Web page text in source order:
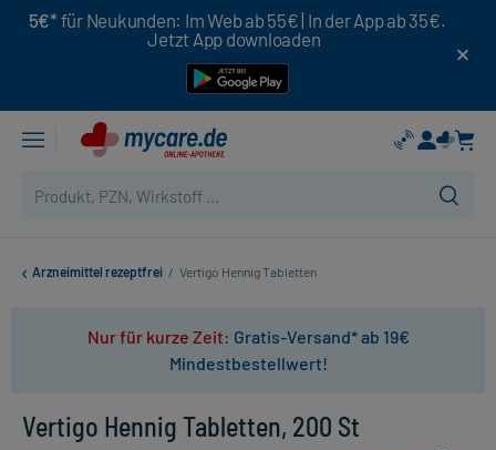
5€* für Neukunden: Im Web ab 55€ | In der App ab 35€.
Jetzt App downloaden
Arzneimittel rezeptfrei / Vertigo Hennig Tabletten
Nur für kurze Zeit: Gratis-Versand* ab 19€
Mindestbestellwert!
Vertigo Hennig Tabletten, 200 St